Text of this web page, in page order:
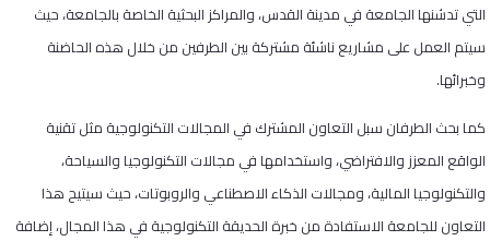
التي تدشنها الجامعة في مدينة القدس، والمراكز البحثية الخاصة بالجامعة، حيث
سيتم العمل على مشاريع ناشئة مشتركة بين الطرفين من خلال هذه الحاضنة
وخبرائها.
كما بحث الطرفان سبل التعاون المشترك في المجالات التكنولوجية مثل تقنية
الواقع المعزز والافتراضي، واستخدامها في مجالات التكنولوجيا والسياحة،
والتكنولوجيا المالية، ومجالات الذكاء الاصطناعي والروبوتات، حيث سيتيح هذا
التعاون للجامعة الاستفادة من خبرة الحديقة التكنولوجية في هذا المجال، إضافة